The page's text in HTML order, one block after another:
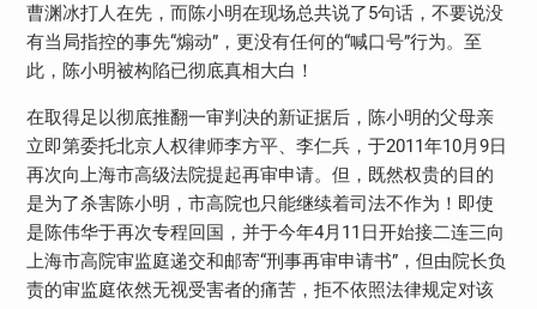
曹渊冰打人在先，而陈小明在现场总共说了5句话，不要说没
有当局指控的事先“煽动”，更没有任何的“喊口号”行为。至
此，陈小明被构陷已彻底真相大白！
在取得足以彻底推翻一审判决的新证据后，陈小明的父母亲
立即第委托北京人权律师李方平、李仁兵，于2011年10月9日
再次向上海市高级法院提起再审申请。但，既然权贵的目的
是为了杀害陈小明，市高院也只能继续着司法不作为！即使
是陈伟华于再次专程回国，并于今年4月 11 日开始接二连三向
上海市高院审监庭递交和邮寄“刑事再审申请书”，但由院长负
责的审监庭依然无视受害者的痛苦，拒不依照法律规定对该